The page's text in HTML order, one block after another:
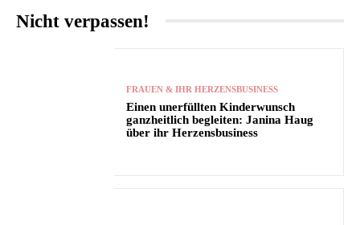
Nicht verpassen!
FRAUEN & IHR HERZENSBUSINESS
Einen unerfüllten Kinderwunsch
ganzheitlich begleiten: Janina Haug
über ihr Herzensbusiness